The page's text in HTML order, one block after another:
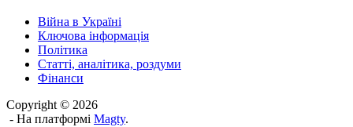
Війна в Україні
Ключова інформація
Політика
Статті, аналітика, роздуми
Фінанси
Copyright © 2026
- На платформі Magty.